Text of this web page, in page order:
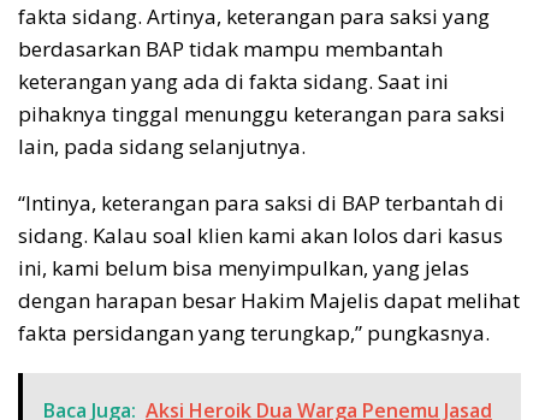
fakta sidang. Artinya, keterangan para saksi yang
berdasarkan BAP tidak mampu membantah
keterangan yang ada di fakta sidang. Saat ini
pihaknya tinggal menunggu keterangan para saksi
lain, pada sidang selanjutnya.
“Intinya, keterangan para saksi di BAP terbantah di
sidang. Kalau soal klien kami akan lolos dari kasus
ini, kami belum bisa menyimpulkan, yang jelas
dengan harapan besar Hakim Majelis dapat melihat
fakta persidangan yang terungkap,” pungkasnya.
Baca Juga: Aksi Heroik Dua Warga Penemu Jasad